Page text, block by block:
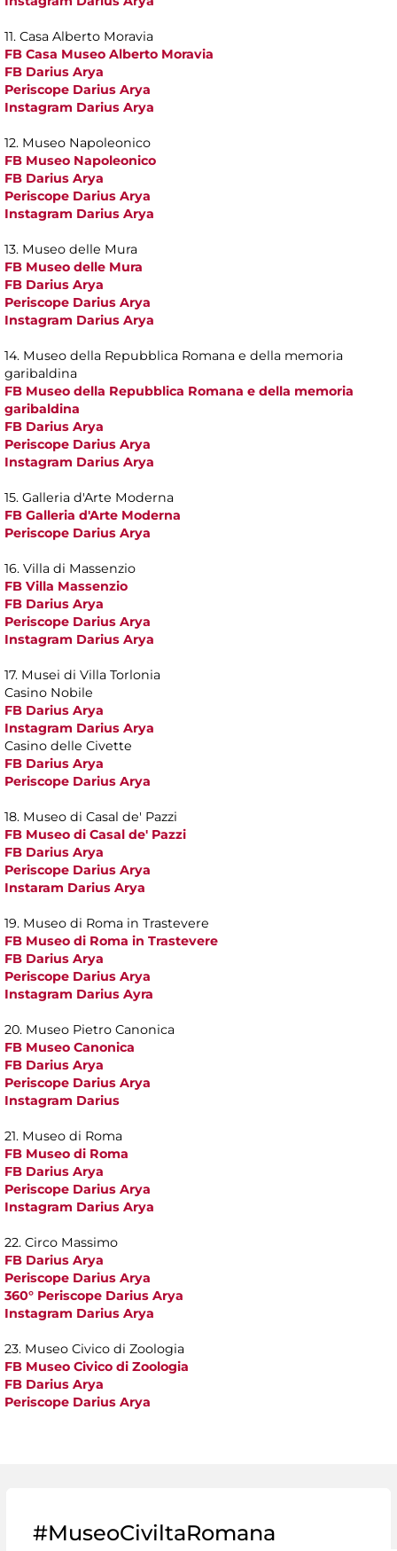
11. Casa Alberto Moravia
FB Casa Museo Alberto Moravia
FB Darius Arya
Periscope Darius Arya
Instagram Darius Arya
12. Museo Napoleonico
FB Museo Napoleonico
FB Darius Arya
Periscope Darius Arya
Instagram Darius Arya
13. Museo delle Mura
FB Museo delle Mura
FB Darius Arya
Periscope Darius Arya
Instagram Darius Arya
14. Museo della Repubblica Romana e della memoria
garibaldina
FB Museo della Repubblica Romana e della memoria
garibaldina
FB Darius Arya
Periscope Darius Arya
Instagram Darius Arya
15. Galleria d'Arte Moderna
FB Galleria d'Arte Moderna
Periscope Darius Arya
16. Villa di Massenzio
FB Villa Massenzio
FB Darius Arya
Periscope Darius Arya
Instagram Darius Arya
17. Musei di Villa Torlonia
Casino Nobile
FB Darius Arya
Instagram Darius Arya
Casino delle Civette
FB Darius Arya
Periscope Darius Arya
18. Museo di Casal de' Pazzi
FB Museo di Casal de' Pazzi
FB Darius Arya
Periscope Darius Arya
Instaram Darius Arya
19. Museo di Roma in Trastevere
FB Museo di Roma in Trastevere
FB Darius Arya
Periscope Darius Arya
Instagram Darius Ayra
20. Museo Pietro Canonica
FB Museo Canonica
FB Darius Arya
Periscope Darius Arya
Instagram Darius
21. Museo di Roma
FB Museo di Roma
FB Darius Arya
Periscope Darius Arya
Instagram Darius Arya
22. Circo Massimo
FB Darius Arya
Periscope Darius Arya
360° Periscope Darius Arya
Instagram Darius Arya
23. Museo Civico di Zoologia
FB Museo Civico di Zoologia
FB Darius Arya
Periscope Darius Arya
#MuseoCiviltaRomana